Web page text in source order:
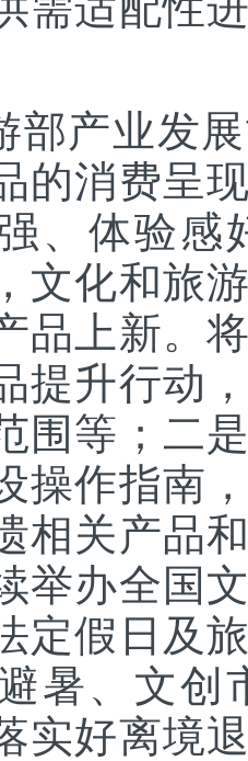
部产业发
的消费呈
、体验感
文化和旅
品上新。
提升行动
围等；二
操作指南
相关产品
举办全国
定假日及
暑、文创
实好离境